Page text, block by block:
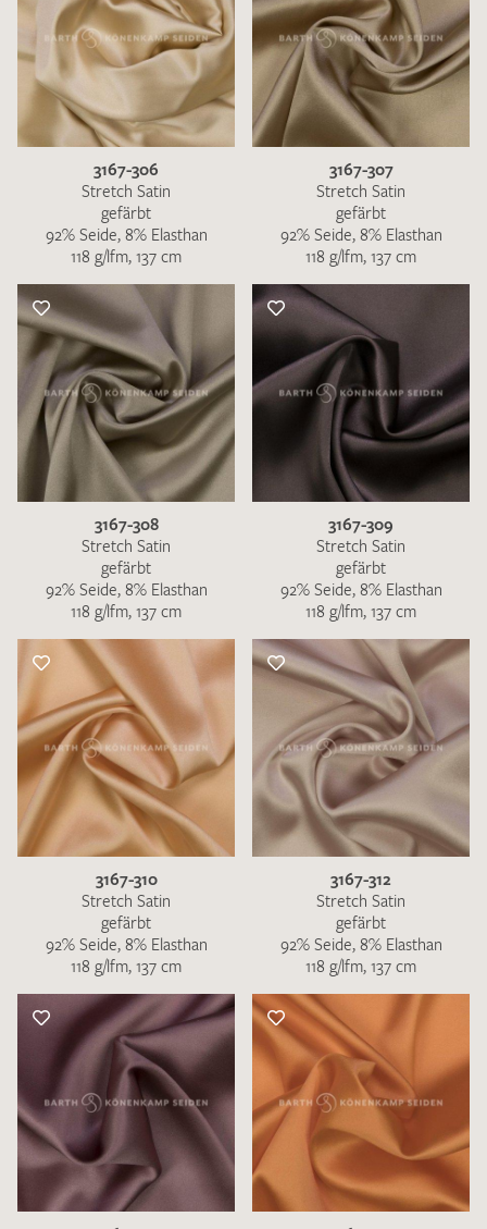
3167-306
Stretch Satin
gefärbt
92% Seide, 8% Elasthan
118 g/lfm, 137 cm
3167-307
Stretch Satin
gefärbt
92% Seide, 8% Elasthan
118 g/lfm, 137 cm
3167-308
Stretch Satin
gefärbt
92% Seide, 8% Elasthan
118 g/lfm, 137 cm
3167-309
Stretch Satin
gefärbt
92% Seide, 8% Elasthan
118 g/lfm, 137 cm
3167-310
Stretch Satin
gefärbt
92% Seide, 8% Elasthan
118 g/lfm, 137 cm
3167-312
Stretch Satin
gefärbt
92% Seide, 8% Elasthan
118 g/lfm, 137 cm